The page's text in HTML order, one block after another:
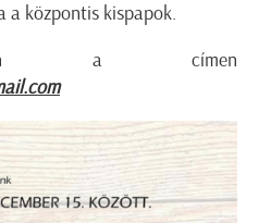
a központis kispapok.
a címen